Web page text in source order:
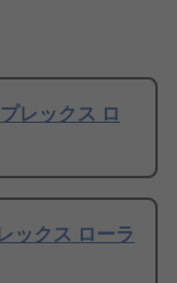
レックス ロ
ックス ローラ